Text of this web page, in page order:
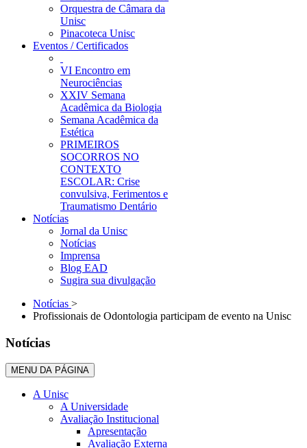
Orquestra de Câmara da
Unisc
Pinacoteca Unisc
Eventos / Certificados
VI Encontro em
Neurociências
XXIV Semana
Acadêmica da Biologia
Semana Acadêmica da
Estética
PRIMEIROS
SOCORROS NO
CONTEXTO
ESCOLAR: Crise
convulsiva, Ferimentos e
Traumatismo Dentário
Notícias
Jornal da Unisc
Notícias
Imprensa
Blog EAD
Sugira sua divulgação
Notícias >
Profissionais de Odontologia participam de evento na Unisc
Notícias
MENU DA PÁGINA
A Unisc
A Universidade
Avaliação Institucional
Apresentação
Avaliação Externa